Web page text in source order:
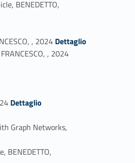
BENEDETTO,
, 2024 Link identifier #identifier_person_196312-12
Dettaglio
, 2024 Link identifier #identifier_person_70311-13
Link identifier #identifier_person_154056-16
Dettaglio
Graph Networks,
BENEDETTO,